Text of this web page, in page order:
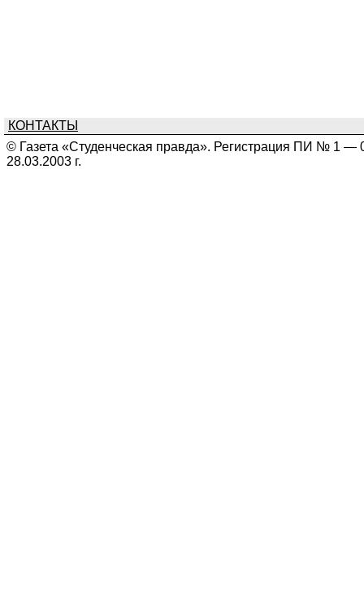
КОНТАКТЫ
© Газета «Студенческая правда». Регистрация ПИ № 1 —
28.03.2003 г.